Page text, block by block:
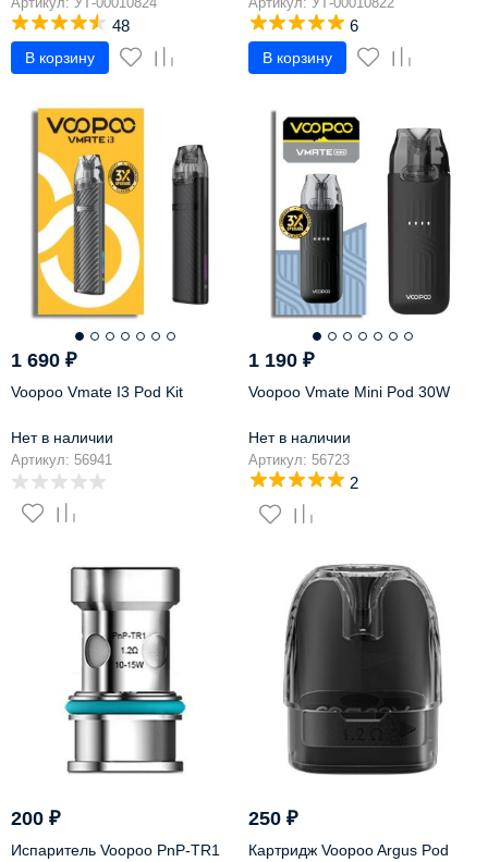
48
В корзину
6
В корзину
1 690 ₽
Voopoo Vmate I3 Pod Kit
Нет в наличии
Артикул: 56941
1 190₽
Voopoo Vmate Mini Pod 30W
Нет в наличии
Артикул: 56723
2
200 ₽
Испаритель Voopoo PnP-TR1
250₽
Картридж Voopoo Argus Pod